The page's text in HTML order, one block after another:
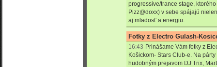
progressive/trance stage,
Pizz@doxx) v sebe spájajú
aj mladosť a energiu.
Fotky z Electro Gulash-
16:43 Prinášame Vám fotky z
Košickom- Stars Club-e. Na
hudobným prejavom DJ Trix,